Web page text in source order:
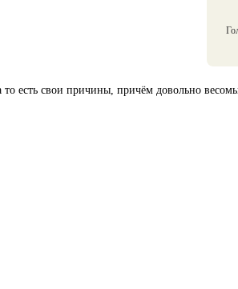
то есть свои причины, причём довольно